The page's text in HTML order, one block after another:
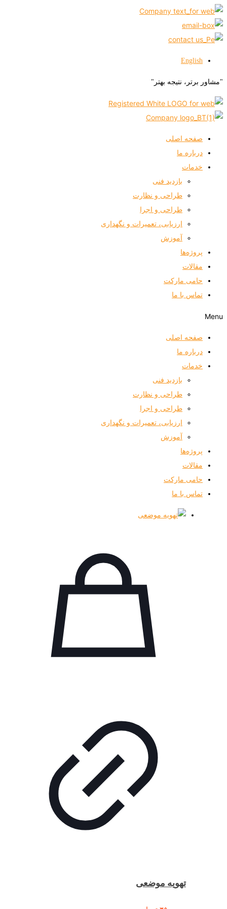
English
"مشاور برتر، نتیجه بهتر"
صفحه اصلی
درباره ما
خدمات
بازدید فنی
طراحی و نظارت
طراحی و اجرا
ارزیابی، تعمیرات و نگهداری
آموزش
پروژه‌ها
مقالات
حامی مارکت
تماس با ما
Menu
صفحه اصلی
درباره ما
خدمات
بازدید فنی
طراحی و نظارت
طراحی و اجرا
ارزیابی، تعمیرات و نگهداری
آموزش
پروژه‌ها
مقالات
حامی مارکت
تماس با ما
تهویه موضعی